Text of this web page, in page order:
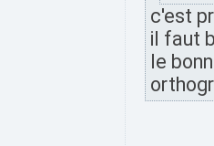
c'est
il faut
le